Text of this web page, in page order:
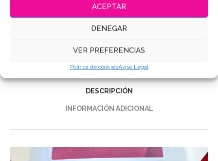
ACEPTAR
DENEGAR
VER PREFERENCIAS
Política de cookiesAviso Legal
Sets de galletas,Aniversario-San Valentín
Galletas personalizadas
DESCRIPCIÓN
INFORMACIÓN ADICIONAL